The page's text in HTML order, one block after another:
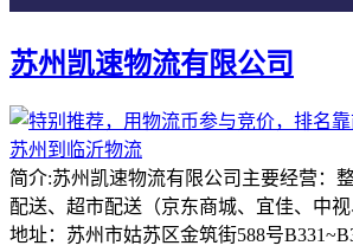
苏州凯速物流有限公司
苏州到临沂物流
简介:苏州凯速物流有限公司主要经营：
配送、超市配送（京东商城、宜佳、中
地址：苏州市姑苏区金筑街588号